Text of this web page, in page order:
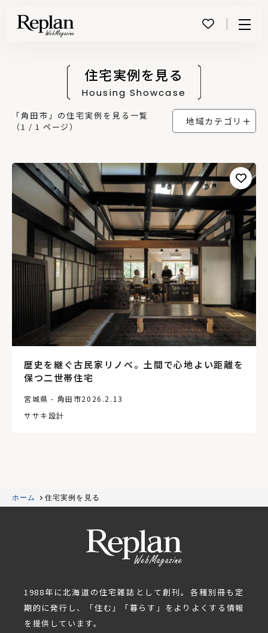
住宅実例を見る
Housing Showcase
「角田市」の住宅実例を見る一覧
（1 / 1 ページ）
地域カテゴリ
歴史を継ぐ古民家リノベ。土間で心地よい距離を
保つ二世帯住宅
宮城県 - 角田市2026.2.13
ササキ設計
ホーム 住宅実例を見る
1988年に北海道の住宅雑誌として創刊。各種別冊も定
期的に発行し、「住む」「暮らす」をよりよくする情報
を提供しています。